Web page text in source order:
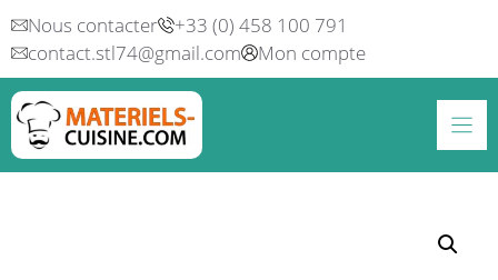
Aller
au
contenu
Nous contacter
+33 (0) 458 100 791
contact.stl74@gmail.com
Mon compte